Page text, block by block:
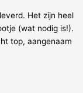
Het zijn heel
(wat nodig is!).
top, aangenaam